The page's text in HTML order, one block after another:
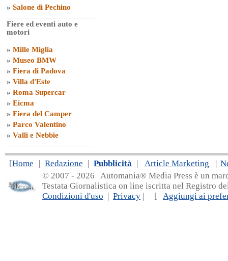
» Salone di Pechino
Fiere ed eventi auto e
motori
» Mille Miglia
» Museo BMW
» Fiera di Padova
» Villa d'Este
» Roma Supercar
» Eicma
» Fiera del Camper
» Parco Valentino
» Valli e Nebbie
[Home | Redazione | Pubblicità | Article Marketing |
© 2007 - 2026 Automania® Media Press è un
Testata Giornalistica on line iscritta nel Registro
Condizioni d'uso | Privacy | [ Aggiungi ai